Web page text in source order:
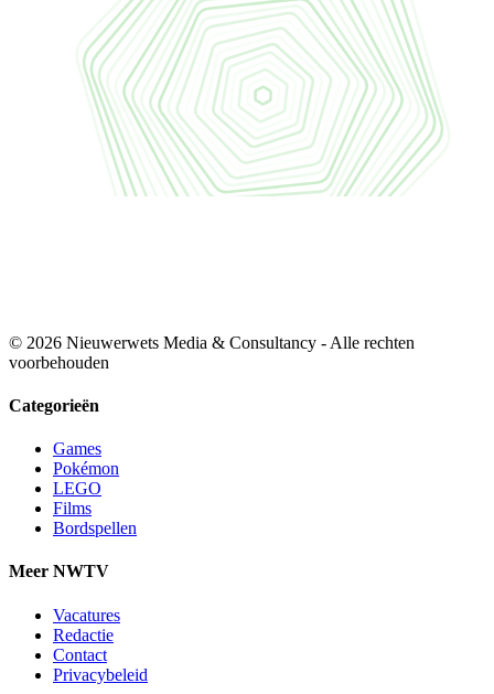
© 2026 Nieuwerwets Media & Consultancy - Alle rechten
voorbehouden
Categorieën
Games
Pokémon
LEGO
Films
Bordspellen
Meer NWTV
Vacatures
Redactie
Contact
Privacybeleid